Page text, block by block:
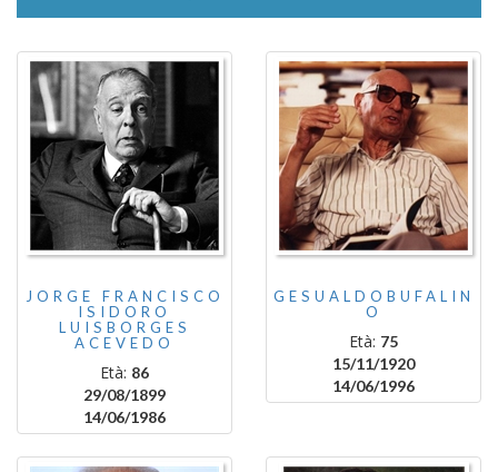
JORGE FRANCISCO
ISIDORO
LUISBORGES
ACEVEDO
Età: 86
29/08/1899
14/06/1986
GESUALDOBUFALIN
O
Età: 75
15/11/1920
14/06/1996